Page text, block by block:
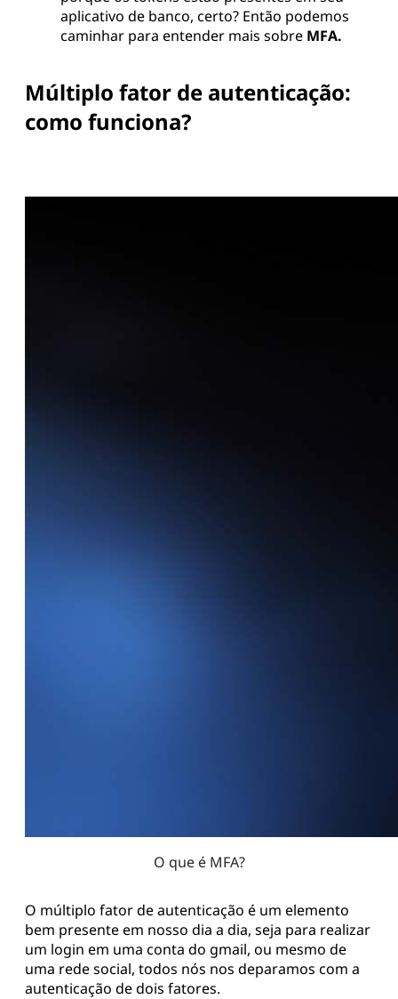
aplicativo de banco, certo? Então podemos
caminhar para entender mais sobre MFA.
Múltiplo fator de autenticação:
como funciona?
O que é MFA?
O múltiplo fator de autenticação é um elemento
bem presente em nosso dia a dia, seja para realizar
um login em uma conta do gmail, ou mesmo de
uma rede social, todos nós nos deparamos com a
autenticação de dois fatores.